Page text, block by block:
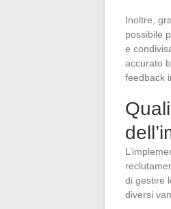
Inoltre,
possibile
e
accurato
feedback
di gestire
diversi